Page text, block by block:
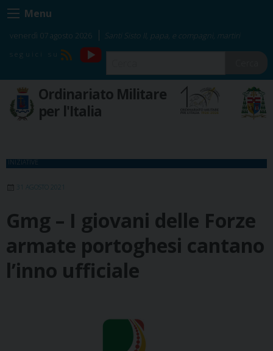
Skip
to
content
Menu
venerdì 07 agosto 2026 Santi Sisto II, papa, e compagni, martiri
RSS
YouTube
Ordinariato Militare
per l'Italia
INIZIATIVE
31 AGOSTO 2021
Gmg – I giovani delle Forze
armate portoghesi cantano
l’inno ufficiale